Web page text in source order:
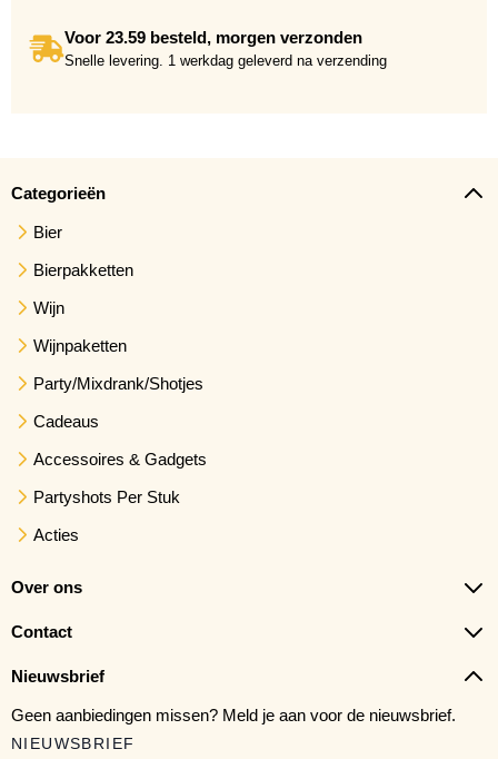
Voor 23.59 besteld, morgen verzonden
Snelle levering. 1 werkdag geleverd na verzending
Categorieën
Bier
Bierpakketten
Wijn
Wijnpaketten
Party/Mixdrank/Shotjes
Cadeaus
Accessoires & Gadgets
Partyshots Per Stuk
Acties
Over ons
Contact
Nieuwsbrief
Geen aanbiedingen missen? Meld je aan voor de nieuwsbrief.
NIEUWSBRIEF